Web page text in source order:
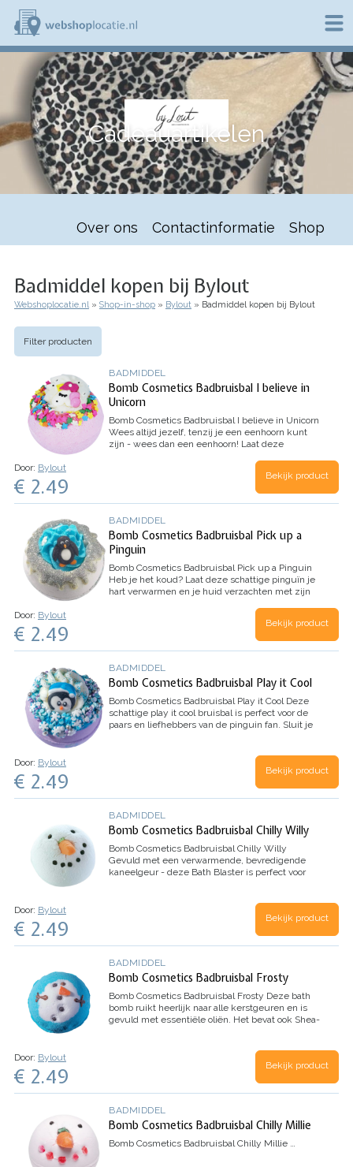
Overslaan
naar
de
h
o
p
Cadeauartikelen
Over ons Contactinformatie Shop
Badmiddel kopen bij Bylout
Kruimelpad
Webshoplocatie.nl Shop-in-shop Bylout Badmiddel kopen bij Bylout
Filter producten
BADMIDDEL
Bomb Cosmetics Badbruisbal I believe in
Unicorn
Bomb Cosmetics Badbruisbal I believe in Unicorn
Wees altijd jezelf, tenzij je een eenhoorn kunt
zijn - wees dan een eenhoorn! Laat deze
ze rondglijdt, waarbij stralen van geranium en…
Door: Bylout
€ 2.49 Bekijk product
BADMIDDEL
Bomb Cosmetics Badbruisbal Pick up a
Pinguin
Bomb Cosmetics Badbruisbal Pick up a Pinguin
Heb je het koud? Laat deze schattige pinguïn je
hart verwarmen en je huid verzachten met zijn
Door: Bylout
€ 2.49 Bekijk product
BADMIDDEL
Bomb Cosmetics Badbruisbal Play it Cool
Bomb Cosmetics Badbruisbal Play it Cool Deze
schattige play it cool bruisbal is perfect voor de
paars en liefhebbers van de pinguin fan. Sluit je
Door: Bylout
€ 2.49 Bekijk product
BADMIDDEL
Bomb Cosmetics Badbruisbal Chilly Willy
Bomb Cosmetics Badbruisbal Chilly Willy
Gevuld met een verwarmende, bevredigende
kaneelgeur - deze Bath Blaster is perfect voor
Door: Bylout
€ 2.49 Bekijk product
BADMIDDEL
Bomb Cosmetics Badbruisbal Frosty
Bomb Cosmetics Badbruisbal Frosty Deze bath
bomb ruikt heerlijk naar alle kerstgeuren en is
gevuld met essentiële oliën. Het bevat ook Shea-
Door: Bylout
€ 2.49 Bekijk product
BADMIDDEL
Bomb Cosmetics Badbruisbal Chilly Millie
Bomb Cosmetics Badbruisbal Chilly Millie …